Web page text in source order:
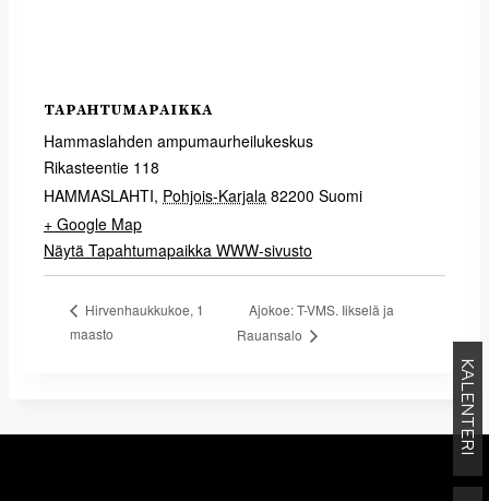
KALENTERI
TAPAHTUMAPAIKKA
Hammaslahden ampumaurheilukeskus
Rikasteentie 118
HAMMASLAHTI, Pohjois-Karjala 82200 Suomi
+ Google Map
Näytä Tapahtumapaikka WWW-sivusto
Hirven­haukkukoe, 1
maasto
Ajokoe: T-VMS. Iikselä ja
Rauansalo